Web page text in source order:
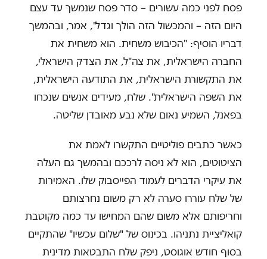
פסח לפני כמה עשורים – סדר פסח שנמשך עד עצם
היום הזה – והמכשול הזה הולך וגדל", אמר, ובהמשך
דבריו הוסיף: "הכיבוש משחית. הוא משחית את
החברה הישראלית, את צה"ל, את הצדק הישראלי,
את התקשורת הישראלית, את התודעה הישראלית,
את השפה הישראלית". שלח, מעידים אנשים שנכחו
בפאנל, השמיע נאום שלא נבע מאובדן שליטה.
כאשר כתבים פוליטיים התקשרו לאמת את
הציטוטים, הוא לא ניסה לרככם ובהמשך גם העלה
את עיקרי הדברים לעמוד הפייסבוק שלו. האמירות
של שלח עוררו סערה לא רק משום נחרצותם
וחריפותם אלא משום שהם המחישו עד כמה מקוטבת
קואליציית נתניהו. בכינוס של "שלום עכשיו" שהתקיים
בסוף חודש אוגוסט, ניפק שלח התבטאות מדינית